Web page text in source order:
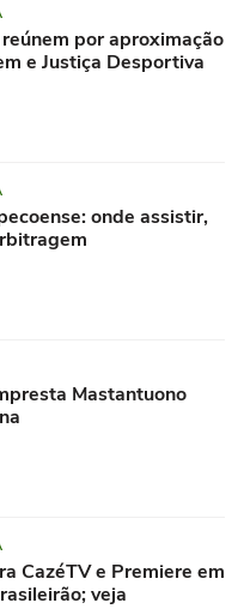
reúnem por aproximação
e Justiça Desportiva
onde assistir,
Mastantuono
CazéTV e Premiere em
veja